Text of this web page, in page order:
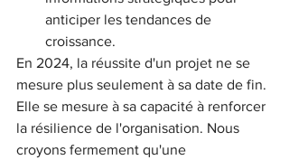
anticiper les tendances de
croissance.
En 2024, la réussite d'un projet ne se
mesure plus seulement à sa date de fin.
Elle se mesure à sa capacité à renforcer
la résilience de l'organisation. Nous
croyons fermement qu'une